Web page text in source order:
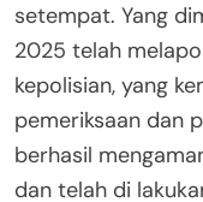
setempat. Yang
2025 telah
kepolisian, yang
pemeriksaan dan
berhasil
dan telah di